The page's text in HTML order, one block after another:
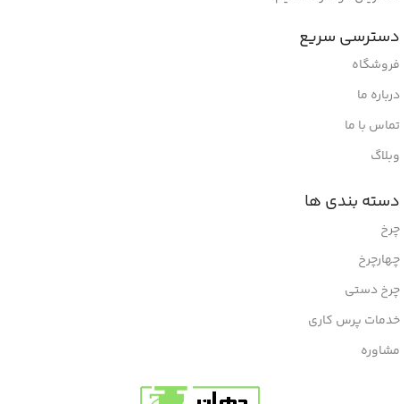
دسترسی سریع
فروشگاه
درباره ما
تماس با ما
وبلاگ
دسته بندی ها
چرخ
چهارچرخ
چرخ دستی
خدمات پرس کاری
مشاوره